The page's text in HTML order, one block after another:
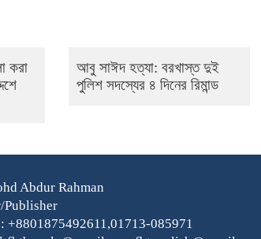
করা
আবু সাঈদ হত্যা: বরখাস্ত দুই
পুলিশ সদস্যের ৪ দিনের রিমান্ড
Abdur Rahman
Publisher
+8801875492611,01713-085971